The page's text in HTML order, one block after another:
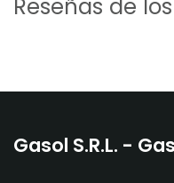
Reseñas de
Gasol S.R.L. -